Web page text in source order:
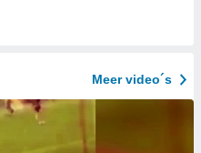
Meer video´s